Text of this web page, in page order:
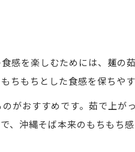
感を楽しむためには、麺の
ちもちとした食感を保ちやす
がおすすめです。茹で上が
、沖縄そば本来のもちもち